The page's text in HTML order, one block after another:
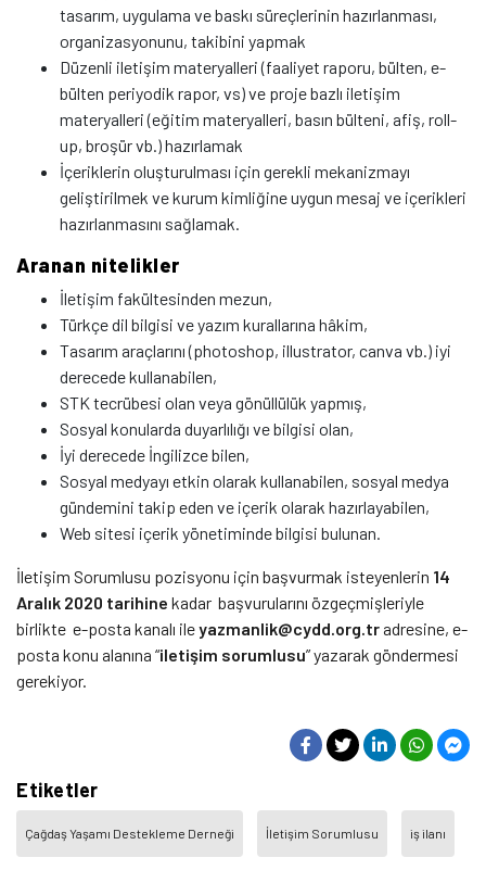
tasarım, uygulama ve baskı süreçlerinin hazırlanması,
organizasyonunu, takibini yapmak
Düzenli iletişim materyalleri (faaliyet raporu, bülten, e-
bülten periyodik rapor, vs) ve proje bazlı iletişim
materyalleri (eğitim materyalleri, basın bülteni, afiş, roll-
up, broşür vb.) hazırlamak
İçeriklerin oluşturulması için gerekli mekanizmayı
geliştirilmek ve kurum kimliğine uygun mesaj ve içerikleri
hazırlanmasını sağlamak.
Aranan nitelikler
İletişim fakültesinden mezun,
Türkçe dil bilgisi ve yazım kurallarına hâkim,
Tasarım araçlarını (photoshop, illustrator, canva vb.) iyi
derecede kullanabilen,
STK tecrübesi olan veya gönüllülük yapmış,
Sosyal konularda duyarlılığı ve bilgisi olan,
İyi derecede İngilizce bilen,
Sosyal medyayı etkin olarak kullanabilen, sosyal medya
gündemini takip eden ve içerik olarak hazırlayabilen,
Web sitesi içerik yönetiminde bilgisi bulunan.
İletişim Sorumlusu pozisyonu için başvurmak isteyenlerin 14
Aralık 2020 tarihine kadar başvurularını özgeçmişleriyle
birlikte e-posta kanalı ileyazmanlik@cydd.org.tradresine, e-
posta konu alanına “iletişim sorumlusu” yazarak göndermesi
gerekiyor.
Etiketler
Çağdaş Yaşamı Destekleme Derneği İletişim Sorumlusu iş ilanı